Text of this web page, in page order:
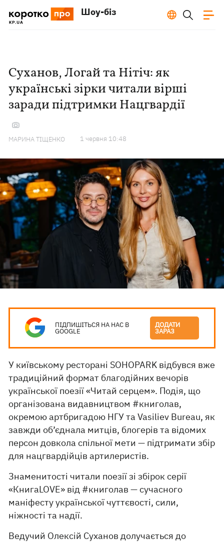
Шоу-біз
Суханов, Логай та Нітіч: як
українські зірки читали вірші
заради підтримки Нацгвардії
МАРИНА ТІЩЕНКО 1 червня 10:48
ПІДПИШІТЬСЯ НА НАС В
GOOGLE
ДОДАТИ
ЗАРАЗ
У київському ресторані SOHOPARK відбувся вже
традиційний формат благодійних вечорів
української поезії «Читай серцем». Подія, що
організована видавництвом #книголав,
окремою артбригадою НГУ та Vasiliev Bureau, як
завжди об’єднала митців, блогерів та відомих
персон довкола спільної мети — підтримати збір
для нацгвардійців артилеристів.
Знаменитості читали поезії зі збірок серії
«КнигаLOVE» від #книголав — сучасного
маніфесту української чуттєвості, сили,
ніжності та надії.
Ведучий Олексій Суханов долучається до